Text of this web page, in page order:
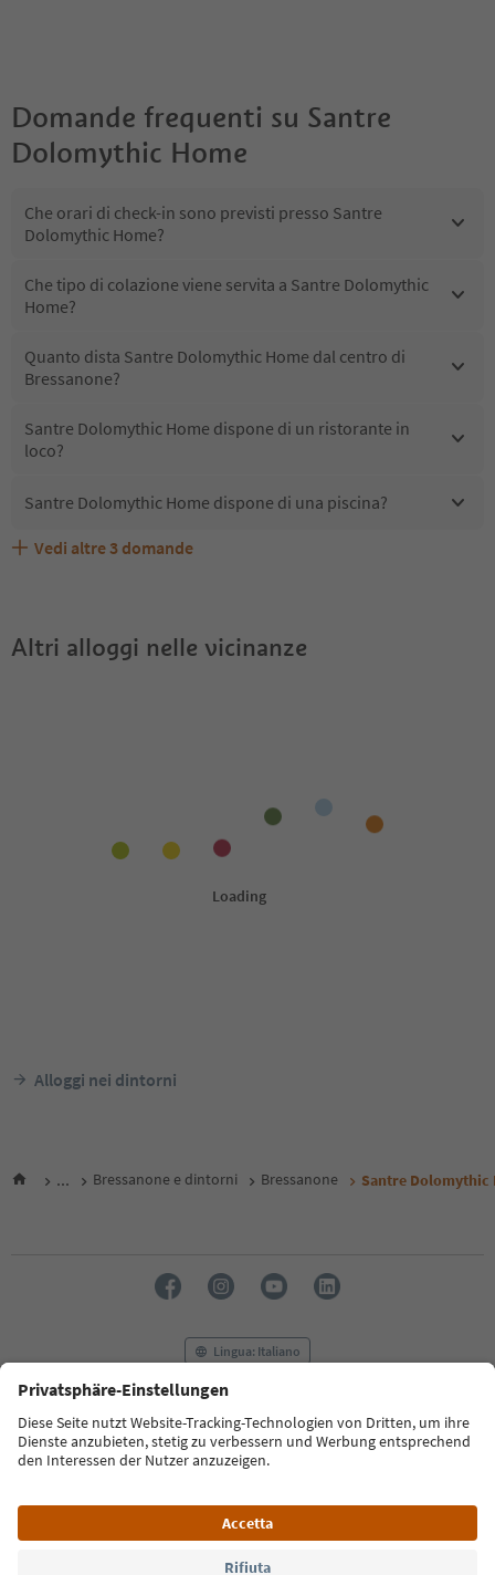
Domande frequenti su Santre
Dolomythic Home
Che orari di check-in sono previsti presso Santre
Dolomythic Home?
Che tipo di colazione viene servita a Santre Dolomythic
Home?
Quanto dista Santre Dolomythic Home dal centro di
Bressanone?
Santre Dolomythic Home dispone di un ristorante in
loco?
Santre Dolomythic Home dispone di una piscina?
Santre Dolomythic Home accetta animali domestici?
Quali servizi/attività sono disponibili presso Santre
Gli ospiti di Santre Dolomythic Home ricevono l'Alto
Vedi altre 3 domande
Altri alloggi nelle vicinanze
Alloggi nei dintorni
... Bressanone e dintorni Bressanone Santre Dolomythic
Lingua: Italiano
FAQ Contatti Press MICE
Privacy Policy
Termini e condizioni
Crediti
Cookie Policy
Alto Adige B2B